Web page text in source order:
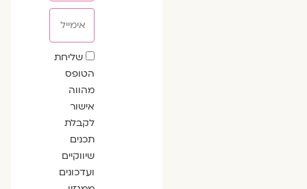
שדה
הסכמה
שליחת
הטופס
מהווה
אישור
לקבלת
תכנים
שיווקיים
ועדכונים